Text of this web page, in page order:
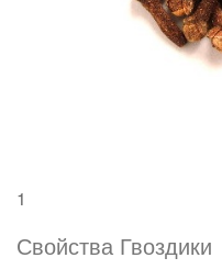
1
Свойства Гвоздики